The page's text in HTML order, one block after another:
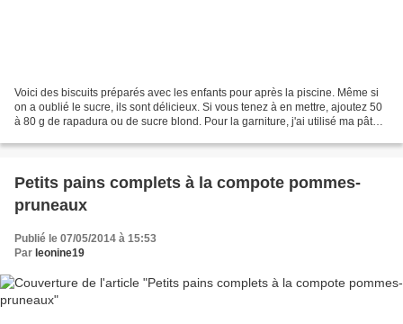
Voici des biscuits préparés avec les enfants pour après la piscine. Même si
on a oublié le sucre, ils sont délicieux. Si vous tenez à en mettre, ajoutez 50
à 80 g de rapadura ou de sucre blond. Pour la garniture, j'ai utilisé ma pâte à
Petits pains complets à la compote pommes-
pruneaux
Publié le 07/05/2014 à 15:53
Par leonine19